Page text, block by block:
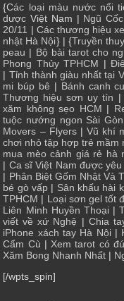
{Các loại màu nước nổi
dược Việt Nam | Ngũ
20/11 | Các thương hiệu
nhật Hà Nội} | {Truyền
peau | Bộ bài tarot cho
Phong Thủy TPHCM |
| Tỉnh thành giàu nhất tại
mi búp bê | Bánh canh
Thương hiệu sơn uy tín |
xăm không sẹo HCM |
tuộc nướng ngon Sài Gòn
Movers – Flyers| Vũ khí
chơi nhỏ tập hợp trẻ mầm
mua mèo cảnh giá rẻ hà
| Ca sĩ Việt Nam được yêu
| Phân Biệt Gốm Nhật Và
bé gò vấp | Sân khấu hài
TPHCM | Loại sơn gel tốt
Liên Minh Huyền Thoại|
viết về xứ Nghệ | Chia
iPhone xách tay Hà Nội|
Cẩm Cù | Xem tarot có
Xăm Bong Nhanh Nhất |
[/wpts_spin]